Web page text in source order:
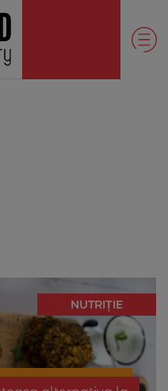
NUTRIȚIE